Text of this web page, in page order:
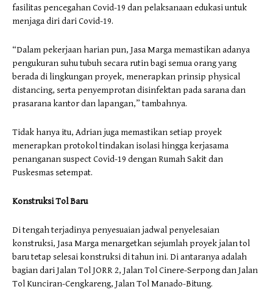
fasilitas pencegahan Covid-19 dan pelaksanaan edukasi untuk
menjaga diri dari Covid-19.
“Dalam pekerjaan harian pun, Jasa Marga memastikan adanya
pengukuran suhu tubuh secara rutin bagi semua orang yang
berada di lingkungan proyek, menerapkan prinsip physical
distancing, serta penyemprotan disinfektan pada sarana dan
prasarana kantor dan lapangan,” tambahnya.
Tidak hanya itu, Adrian juga memastikan setiap proyek
menerapkan protokol tindakan isolasi hingga kerjasama
penanganan suspect Covid-19 dengan Rumah Sakit dan
Puskesmas setempat.
Konstruksi Tol Baru
Di tengah terjadinya penyesuaian jadwal penyelesaian
konstruksi, Jasa Marga menargetkan sejumlah proyek jalan tol
baru tetap selesai konstruksi di tahun ini. Di antaranya adalah
bagian dari Jalan Tol JORR 2, Jalan Tol Cinere-Serpong dan Jalan
Tol Kunciran-Cengkareng, Jalan Tol Manado-Bitung.